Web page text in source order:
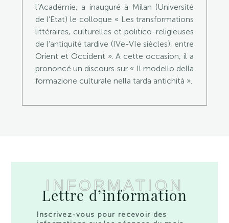
l’Académie, a inauguré à Milan (Université
de l’Etat) le colloque « Les transformations
littéraires, culturelles et politico-religieuses
de l’antiquité tardive (IVe-VIe siècles), entre
Orient et Occident ». A cette occasion, il a
prononcé un discours sur « Il modello della
formazione culturale nella tarda antichità ».
INFORMATION
Lettre d’information
Inscrivez-vous pour recevoir des